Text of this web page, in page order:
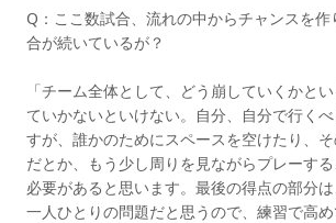
Q：ここ数試合、流れの中からチャンスを
合が続いているが？
「チーム全体として、どう崩していくかと
ていかないといけない。自分、自分で行く
すが、誰かのためにスペースを空けたり、そ
だとか、もう少し周りを見ながらプレーす
必要があると思います。最後の得点の部分
一人ひとりの問題だと思うので、練習で高